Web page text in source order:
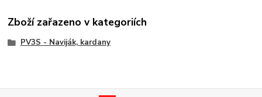
Zboží zařazeno v kategoriích
PV3S - Naviják, kardany